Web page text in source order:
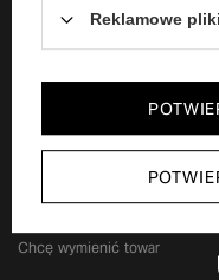
ZAMÓWIENIA
Śledzenie przesyłki
Chcę zareklamować produkt
Chcę wymienić towar
Reklamowe